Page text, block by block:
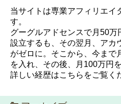
当サイトは専業アフィリエイ
す。
グーグルアドセンスで月50
設立するも、その翌月、アカ
がゼロに。そこから、今まで
を入れ、その後、月100万円を
詳しい経歴はこちらをご覧く